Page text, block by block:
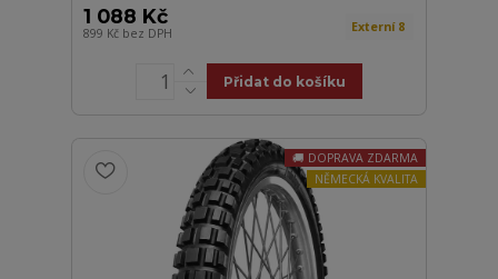
1 088 Kč
899 Kč bez DPH Externí 8
Přidat do košíku
DOPRAVA ZDARMA
NĚMECKÁ KVALITA